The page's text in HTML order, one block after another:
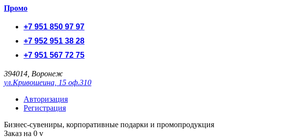
Промо
+7 951 850 97 97
+7 952 951 38 28
+7 951 567 72 75
394014, Воронеж
ул.Кривошеина, 15 оф.310
Авторизация
Регистрация
Бизнес-сувениры, корпоративные подарки и промопродукция
Заказ на 0 v